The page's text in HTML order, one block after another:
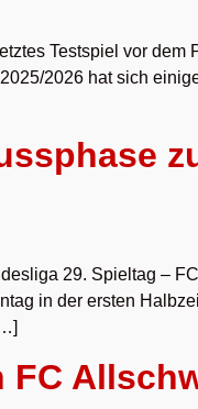
Testspiel vor dem
2026 hat sich
29. Spieltag –
in der ersten
FC